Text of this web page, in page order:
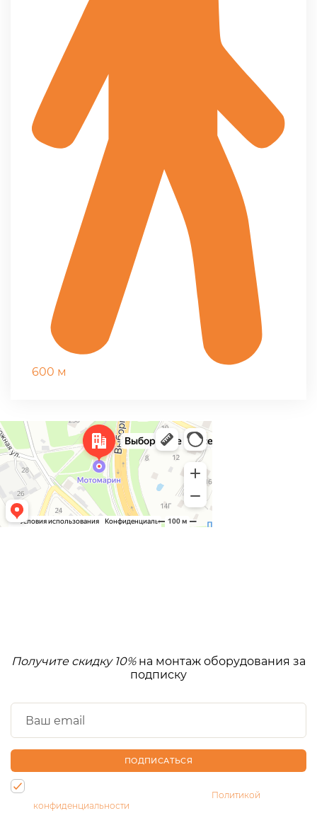
600 м
Получите скидку 10%на монтаж оборудования за
подписку
ПОДПИСАТЬСЯ
Политикой
конфиденциальности